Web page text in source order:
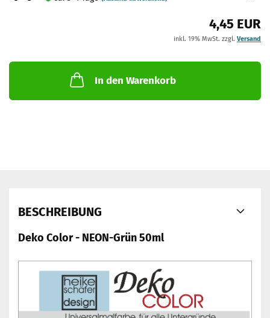
4,45 EUR
inkl. 19% MwSt. zzgl. Versand
In den Warenkorb
BESCHREIBUNG
Deko Color - NEON-Grün 50ml